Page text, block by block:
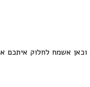
אשמח לחלוק איתכם